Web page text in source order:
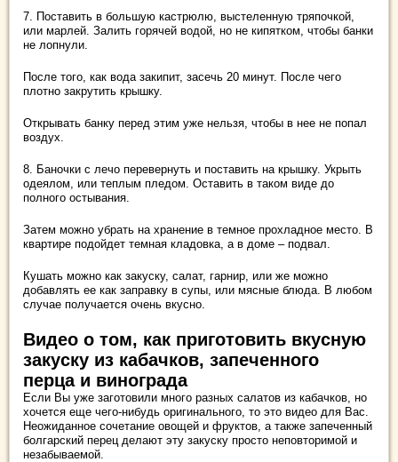
7. Поставить в большую кастрюлю, выстеленную тряпочкой,
или марлей. Залить горячей водой, но не кипятком, чтобы банки
не лопнули.
После того, как вода закипит, засечь 20 минут. После чего
плотно закрутить крышку.
Открывать банку перед этим уже нельзя, чтобы в нее не попал
воздух.
8. Баночки с лечо перевернуть и поставить на крышку. Укрыть
одеялом, или теплым пледом. Оставить в таком виде до
полного остывания.
Затем можно убрать на хранение в темное прохладное место. В
квартире подойдет темная кладовка, а в доме – подвал.
Кушать можно как закуску, салат, гарнир, или же можно
добавлять ее как заправку в супы, или мясные блюда. В любом
случае получается очень вкусно.
Видео о том, как приготовить вкусную
закуску из кабачков, запеченного
перца и винограда
Если Вы уже заготовили много разных салатов из кабачков, но
хочется еще чего-нибудь оригинального, то это видео для Вас.
Неожиданное сочетание овощей и фруктов, а также запеченный
болгарский перец делают эту закуску просто неповторимой и
незабываемой.